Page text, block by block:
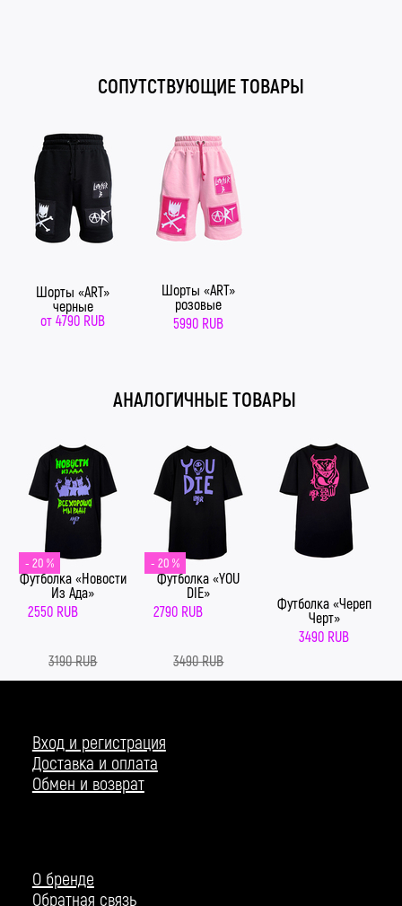
СОПУТСТВУЮЩИЕ ТОВАРЫ
Шорты «ART»
черные
от 4790 RUB
Шорты «ART»
розовые
5990 RUB
АНАЛОГИЧНЫЕ ТОВАРЫ
- 20 %
Футболка «Новости
Из Ада»
2550 RUB
3190 RUB
- 20 %
Футболка «YOU
DIE»
2790 RUB
3490 RUB
Футболка «Череп
Черт»
3490 RUB
Вход и регистрация
Доставка и оплата
Обмен и возврат
О бренде
Обратная связь